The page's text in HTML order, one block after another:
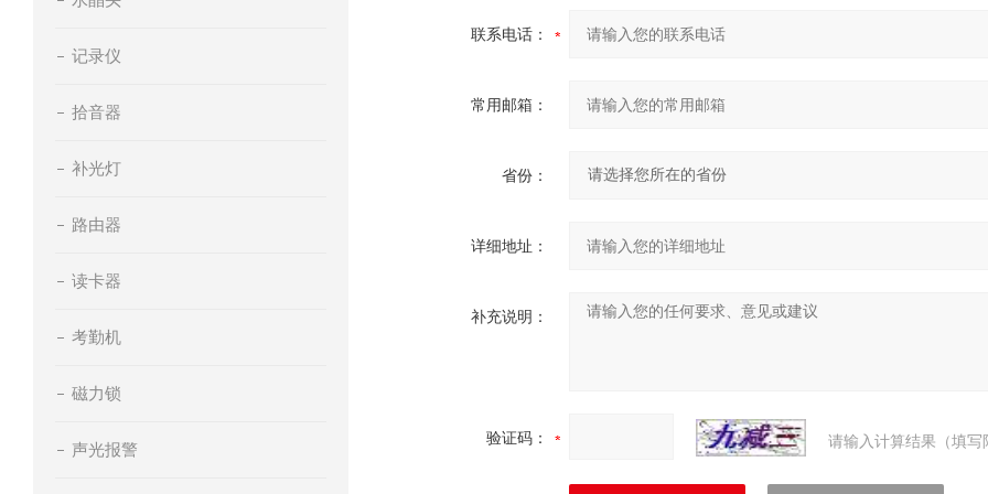
记录仪
拾音器
补光灯
路由器
读卡器
考勤机
磁力锁
声光报警
联系电话：
常用邮箱：
省份：
详细地址：
补充说明：
验证码： 请输入计算结果（填